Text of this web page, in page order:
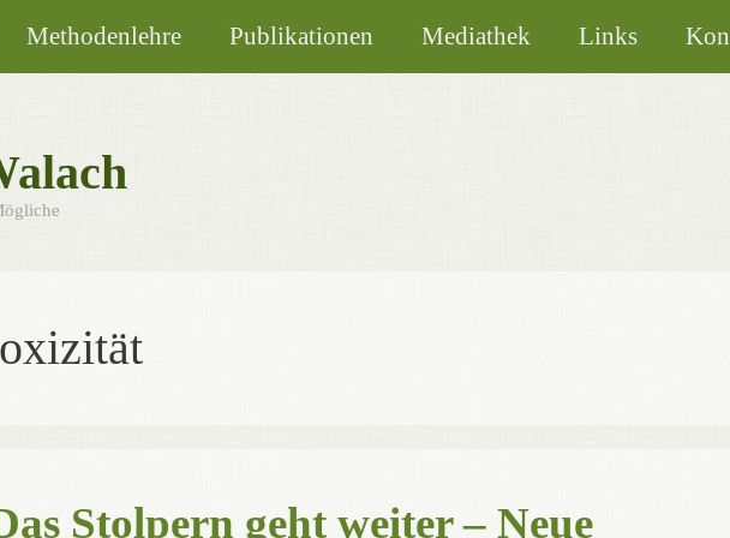
Methodenlehre Publikationen Mediathek Links
Stolpern geht weiter – Neue